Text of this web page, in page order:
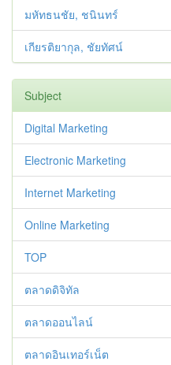
มหัทธนชัย, ชนินทร์
เกียรติยากุล, ชัยทัศน์
Subject
Digital Marketing
Electronic Marketing
Internet Marketing
Online Marketing
TOP
ตลาดดิจิทัล
ตลาดออนไลน์
ตลาดอินเทอร์เน็ต